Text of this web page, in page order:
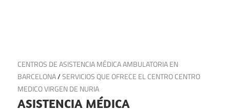
24 de noviembre de 2024
CENTROS DE ASISTENCIA MÉDICA AMBULATORIA EN
BARCELONA/SERVICIOS QUE OFRECE EL CENTRO CENTRO
MEDICO VIRGEN DE NURIA
ASISTENCIA MÉDICA